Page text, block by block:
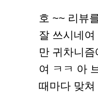
호 ~~ 리뷰
잘 쓰시네
만 귀차니
여 ㅋㅋ 아
때마다 맞쳐